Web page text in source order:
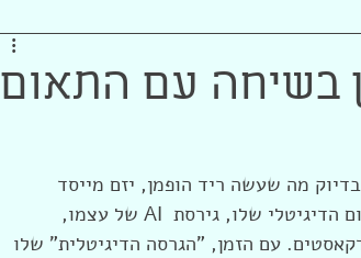
בשיחה עם התאום
מה שעשה ריד הופמן, יזם מייסד
לינקדאין ואינפלקשייןAI בניסוי שבו התראיין על ידי התאום הדיגיטלי שלו, גירסת  AI של עצמו,
ופודקאסטים. עם הזמן, "הגרסה הדיגיטלית" שלו